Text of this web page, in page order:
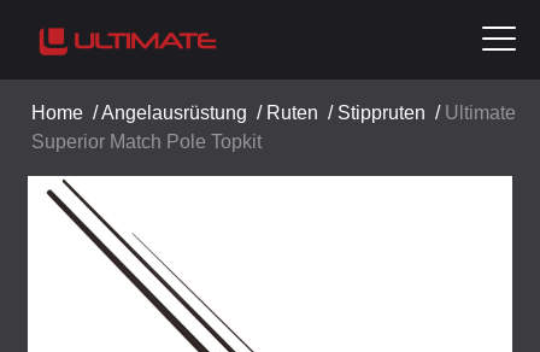
Home /Angelausrüstung / Ruten / Stippruten / Ultimate
Superior Match Pole Topkit